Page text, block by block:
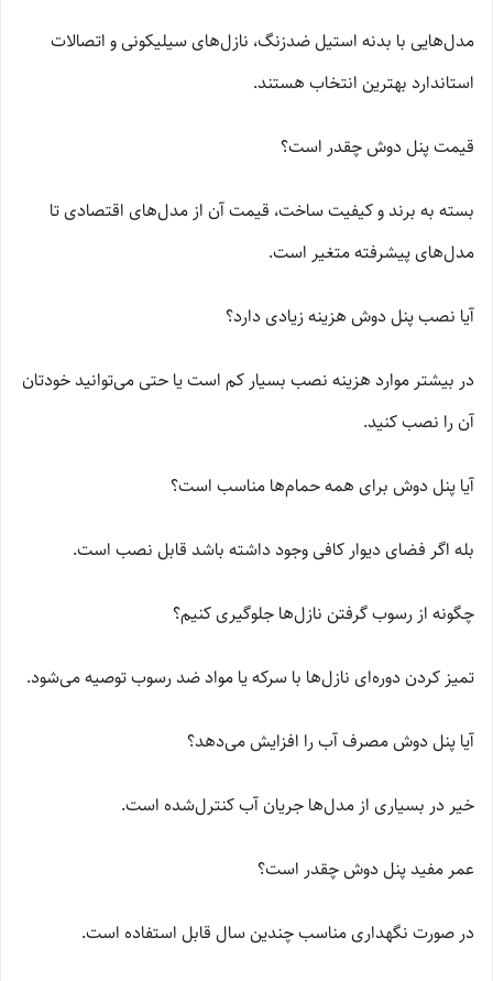
مدل‌هایی با بدنه استیل ضدزنگ، نازل‌های سیلیکونی و اتصالات
استاندارد بهترین انتخاب هستند.
قیمت پنل دوش چقدر است؟
بسته به برند و کیفیت ساخت، قیمت آن از مدل‌های اقتصادی تا
مدل‌های پیشرفته متغیر است.
آیا نصب پنل دوش هزینه زیادی دارد؟
در بیشتر موارد هزینه نصب بسیار کم است یا حتی می‌توانید خودتان
آن را نصب کنید.
آیا پنل دوش برای همه حمام‌ها مناسب است؟
بله اگر فضای دیوار کافی وجود داشته باشد قابل نصب است.
چگونه از رسوب گرفتن نازل‌ها جلوگیری کنیم؟
تمیز کردن دوره‌ای نازل‌ها با سرکه یا مواد ضد رسوب توصیه می‌شود.
آیا پنل دوش مصرف آب را افزایش می‌دهد؟
خیر در بسیاری از مدل‌ها جریان آب کنترل‌شده است.
عمر مفید پنل دوش چقدر است؟
در صورت نگهداری مناسب چندین سال قابل استفاده است.